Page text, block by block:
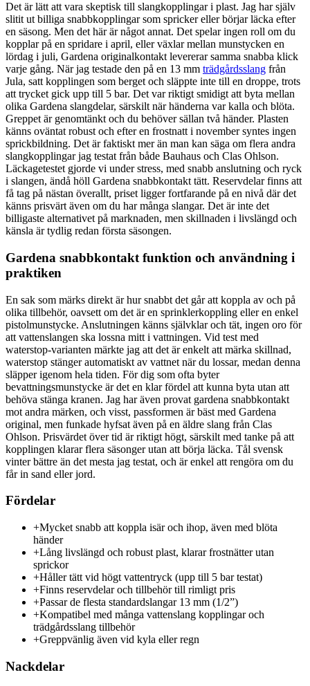
Det är lätt att vara skeptisk till slangkopplingar i plast. Jag har själv
slitit ut billiga snabbkopplingar som spricker eller börjar läcka efter
en säsong. Men det här är något annat. Det spelar ingen roll om du
kopplar på en spridare i april, eller växlar mellan munstycken en
lördag i juli, Gardena originalkontakt levererar samma snabba klick
varje gång. När jag testade den på en 13 mm trädgårdsslang från
Jula, satt kopplingen som berget och släppte inte till en droppe, trots
att trycket gick upp till 5 bar. Det var riktigt smidigt att byta mellan
olika Gardena slangdelar, särskilt när händerna var kalla och blöta.
Greppet är genomtänkt och du behöver sällan två händer. Plasten
känns oväntat robust och efter en frostnatt i november syntes ingen
sprickbildning. Det är faktiskt mer än man kan säga om flera andra
slangkopplingar jag testat från både Bauhaus och Clas Ohlson.
Läckagetestet gjorde vi under stress, med snabb anslutning och ryck
i slangen, ändå höll Gardena snabbkontakt tätt. Reservdelar finns att
få tag på nästan överallt, priset ligger fortfarande på en nivå där det
känns prisvärt även om du har många slangar. Det är inte det
billigaste alternativet på marknaden, men skillnaden i livslängd och
känsla är tydlig redan första säsongen.
Gardena snabbkontakt funktion och användning i
praktiken
En sak som märks direkt är hur snabbt det går att koppla av och på
olika tillbehör, oavsett om det är en sprinklerkoppling eller en enkel
pistolmunstycke. Anslutningen känns självklar och tät, ingen oro för
att vattenslangen ska lossna mitt i vattningen. Vid test med
waterstop-varianten märkte jag att det är enkelt att märka skillnad,
waterstop stänger automatiskt av vattnet när du lossar, medan denna
släpper igenom hela tiden. För dig som ofta byter
bevattningsmunstycke är det en klar fördel att kunna byta utan att
behöva stänga kranen. Jag har även provat gardena snabbkontakt
mot andra märken, och visst, passformen är bäst med Gardena
original, men funkade hyfsat även på en äldre slang från Clas
Ohlson. Prisvärdet över tid är riktigt högt, särskilt med tanke på att
kopplingen klarar flera säsonger utan att börja läcka. Tål svensk
vinter bättre än det mesta jag testat, och är enkel att rengöra om du
får in sand eller jord.
Fördelar
+Mycket snabb att koppla isär och ihop, även med blöta
händer
+Lång livslängd och robust plast, klarar frostnätter utan
sprickor
+Håller tätt vid högt vattentryck (upp till 5 bar testat)
+Finns reservdelar och tillbehör till rimligt pris
+Passar de flesta standardslangar 13 mm (1/2”)
+Kompatibel med många vattenslang kopplingar och
trädgårdsslang tillbehör
+Greppvänlig även vid kyla eller regn
Nackdelar